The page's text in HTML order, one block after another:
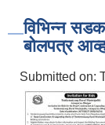
विभिन्न सडक
बोलपत्र
Submitted on: